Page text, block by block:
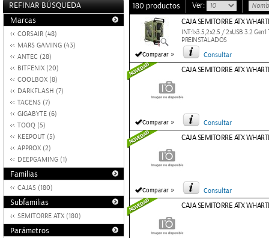
REFINAR BÚSQUEDA
Marcas
CORSAIR (48)
MARS GAMING (43)
ANTEC (28)
BITFENIX (20)
COOLBOX (8)
DARKFLASH (7)
TACENS (7)
GIGABYTE (6)
TOOQ (5)
KEEPOUT (5)
APPROX (2)
DEEPGAMING (1)
Familias
CAJAS (180)
Subfamilias
SEMITORRE ATX (180)
Parámetros
180 productos Ver:
Comparar »
CAJA SEMITORRE ATX
INT:1x3.5,2x2.5 / 2xUSB 3.2
PREINSTALADOS
Consultar
Comparar »
CAJA SEMITORRE ATX
Consultar
Comparar »
CAJA SEMITORRE ATX
Consultar
CAJA SEMITORRE ATX